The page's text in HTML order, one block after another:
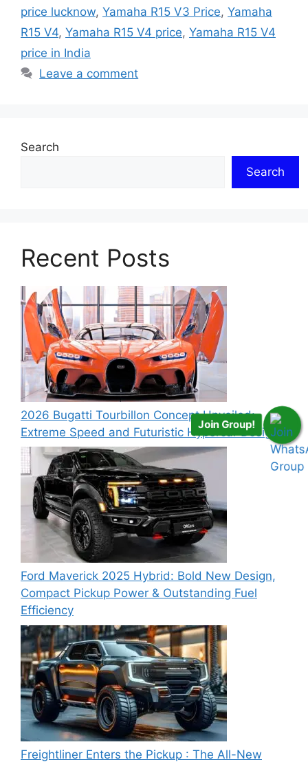
price lucknow, Yamaha R15 V3 Price, Yamaha
R15 V4, Yamaha R15 V4 price, Yamaha R15 V4
price in India
Leave a comment
Search
Search
Recent Posts
2026 Bugatti Tourbillon Concept Unveiled:
Extreme Speed and Futuristic Hypercar Design
Ford Maverick 2025 Hybrid: Bold New Design,
Compact Pickup Power & Outstanding Fuel
Efficiency
Freightliner Enters the Pickup : The All-New
Join Group!